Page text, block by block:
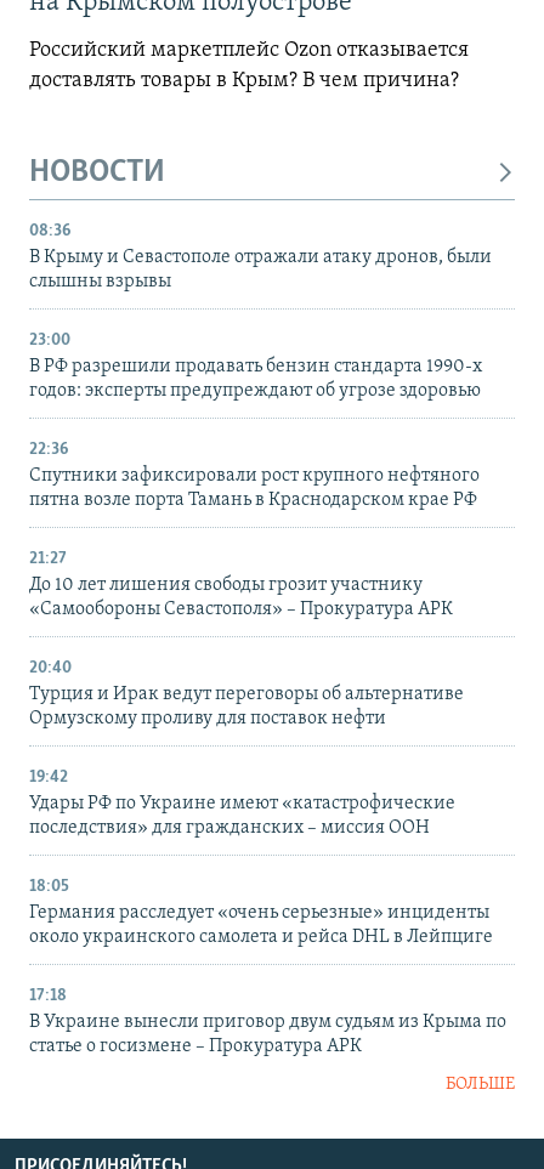
Российский маркетплейс Ozon отказывается
доставлять товары в Крым? В чем причина?
НОВОСТИ
08:36
В Крыму и Севастополе отражали атаку дронов, были
слышны взрывы
23:00
В РФ разрешили продавать бензин стандарта 1990-х
годов: эксперты предупреждают об угрозе здоровью
22:36
Спутники зафиксировали рост крупного нефтяного
пятна возле порта Тамань в Краснодарском крае РФ
21:27
До 10 лет лишения свободы грозит участнику
«Самообороны Севастополя» – Прокуратура АРК
20:40
Турция и Ирак ведут переговоры об альтернативе
Ормузскому проливу для поставок нефти
19:42
Удары РФ по Украине имеют «катастрофические
последствия» для гражданских – миссия ООН
18:05
Германия расследует «очень серьезные» инциденты
около украинского самолета и рейса DHL в Лейпциге
17:18
В Украине вынесли приговор двум судьям из Крыма по
статье о госизмене – Прокуратура АРК
БОЛЬШЕ